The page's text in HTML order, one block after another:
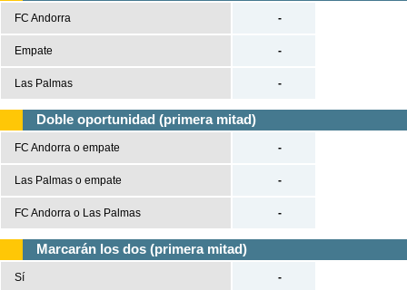
FC Andorra
Empate
Las Palmas
-
-
-
Doble oportunidad (primera mitad)
FC Andorra o empate
Las Palmas o empate
FC Andorra o Las Palmas
-
-
-
Marcarán los dos (primera mitad)
Sí -